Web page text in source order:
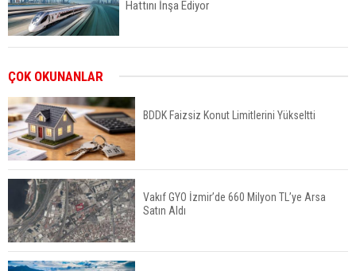
Hattını İnşa Ediyor
TOKİ 51 İlde 540 Konut ve İş Yerini Satışa
Sunuyor
Yatırımcıların Bina Tercihi Değişiyor: Dijital Altyapı
Öne Çıkıyor
ÇOK OKUNANLAR
BDDK Faizsiz Konut Limitlerini Yükseltti
Vakıf GYO İzmir’de 660 Milyon TL’ye Arsa
Satın Aldı